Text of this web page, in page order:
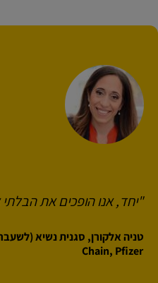
"יחד, אנו הופכים את
Chain, Pfizer